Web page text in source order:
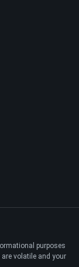
purposes
volatile and your